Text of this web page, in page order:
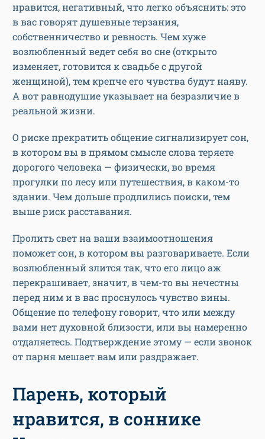
нравится, негативный, что легко объяснить: это
в вас говорят душевные терзания,
собственничество и ревность. Чем хуже
возлюбленный ведет себя во сне (открыто
изменяет, готовится к свадьбе с другой
женщиной), тем крепче его чувства будут наяву.
А вот равнодушие указывает на безразличие в
реальной жизни.
О риске прекратить общение сигнализирует сон,
в котором вы в прямом смысле слова теряете
дорогого человека — физически, во время
прогулки по лесу или путешествия, в каком-то
здании. Чем дольше продлились поиски, тем
выше риск расставания.
Пролить свет на ваши взаимоотношения
поможет сон, в котором вы разговариваете. Если
возлюбленный злится так, что его лицо аж
перекрашивает, значит, в чем-то вы нечестны
перед ним и в вас проснулось чувство вины.
Общение по телефону говорит, что или между
вами нет духовной близости, или вы намеренно
отдаляетесь. Подтверждение этому — если звонок
от парня мешает вам или раздражает.
Парень, который
нравится, в соннике